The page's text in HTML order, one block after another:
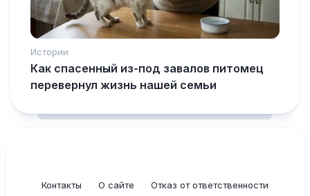
Истории
Как спасенный из-под завалов питомец
перевернул жизнь нашей семьи
Контакты О сайте Отказ от ответственности